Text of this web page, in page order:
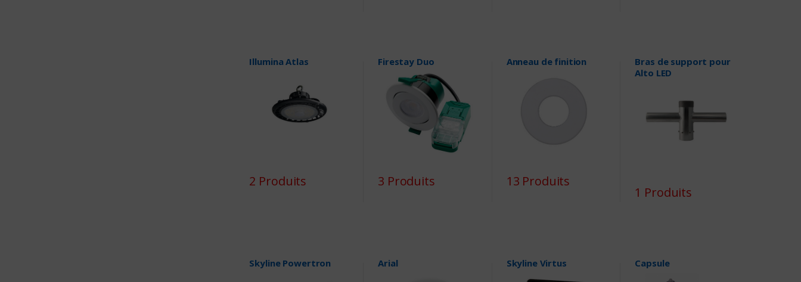
Illumina Atlas
2 Produits
Firestay Duo
3 Produits
Anneau de finition
13 Produits
Bras de support pour
Alto LED
1 Produits
Skyline Powertron Arial Skyline Virtus Capsule